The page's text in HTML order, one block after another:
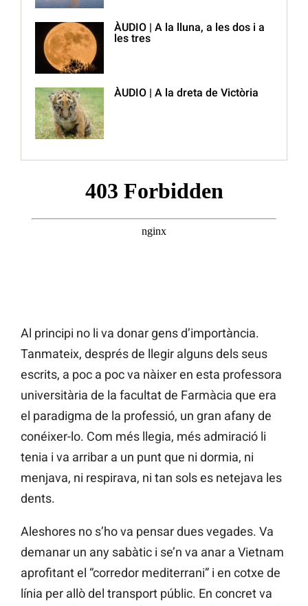
ÀUDIO | A la lluna, a les dos i a
les tres
ÀUDIO | A la dreta de Victòria
Al principi no li va donar gens d’importància.
Tanmateix, després de llegir alguns dels seus
escrits, a poc a poc va nàixer en esta professora
universitària de la facultat de Farmàcia que era
el paradigma de la professió, un gran afany de
conéixer-lo. Com més llegia, més admiració li
tenia i va arribar a un punt que ni dormia, ni
menjava, ni respirava, ni tan sols es netejava les
dents.
Aleshores no s’ho va pensar dues vegades. Va
demanar un any sabàtic i se’n va anar a Vietnam
aprofitant el “corredor mediterrani” i en cotxe de
línia per allò del transport públic. En concret va